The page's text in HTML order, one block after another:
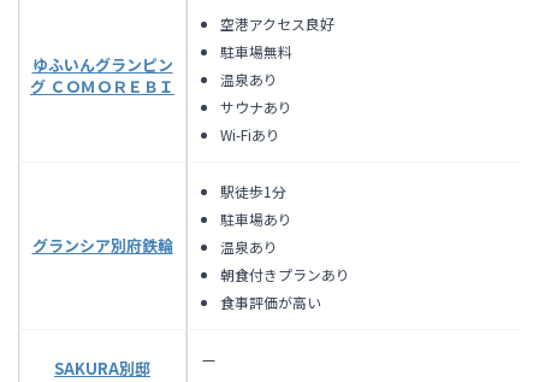
ゆふいんグランピン
グ ＣＯＭＯＲＥＢＩ
空港アクセス良好
駐車場無料
温泉あり
サウナあり
Wi-Fiあり
グランシア別府鉄輪
駅徒歩1分
駐車場あり
温泉あり
朝食付きプランあり
食事評価が高い
SAKURA別邸 —